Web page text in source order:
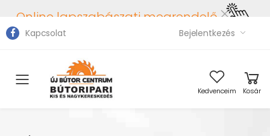
Online lapszabászati megrendelő
Kapcsolat Bejelentkezés
Toggle mobile menu Kedvenceim Kosár